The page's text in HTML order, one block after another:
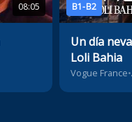
08:05 B1-B2
Un día
Loli Bahia
Vogue France•